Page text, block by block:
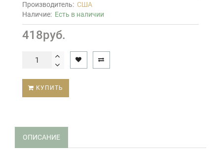
Производитель: США
Наличие: Есть в наличии
418руб.
КУПИТЬ
ОПИСАНИЕ